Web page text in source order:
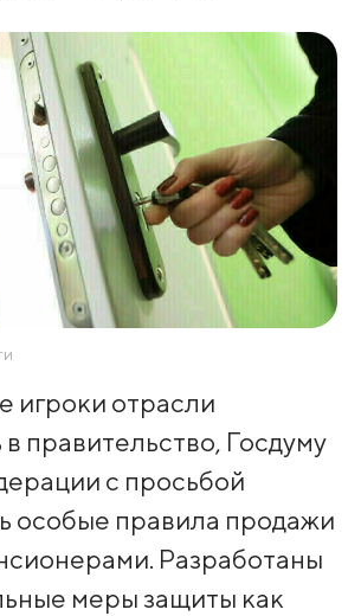
игроки отрасли
правительство, Госдуму
с просьбой
особые правила продажи
Разработаны
меры защиты как